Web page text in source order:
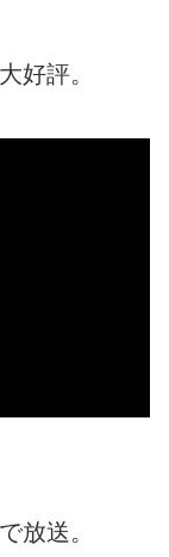
好評。
放送。